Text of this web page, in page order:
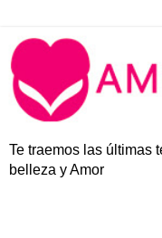
Te traemos las últimas
belleza y Amor